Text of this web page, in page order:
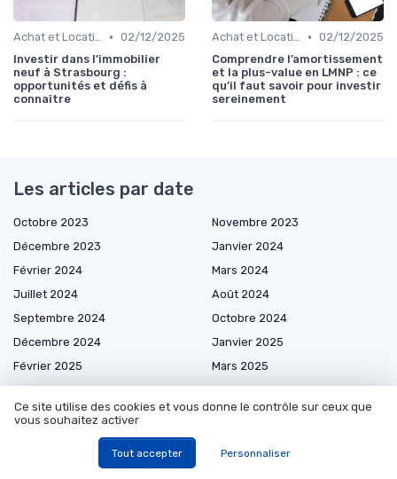
Achat et Location de Biens Immobiliers • 02/12/2025
Investir dans l’immobilier
neuf à Strasbourg :
opportunités et défis à
connaître
Achat et Location de Biens Immobiliers • 02/12/2025
Comprendre l’amortissement
et la plus-value en LMNP : ce
qu’il faut savoir pour investir
sereinement
Les articles par date
Octobre 2023
Novembre 2023
Décembre 2023
Janvier 2024
Février 2024
Mars 2024
Juillet 2024
Août 2024
Septembre 2024
Octobre 2024
Décembre 2024
Janvier 2025
Février 2025
Mars 2025
Avril 2025
Mai 2025
Juin 2025
Juillet 2025
Ce site utilise des cookies et vous donne le contrôle sur ceux que
vous souhaitez activer
Tout accepter Personnaliser